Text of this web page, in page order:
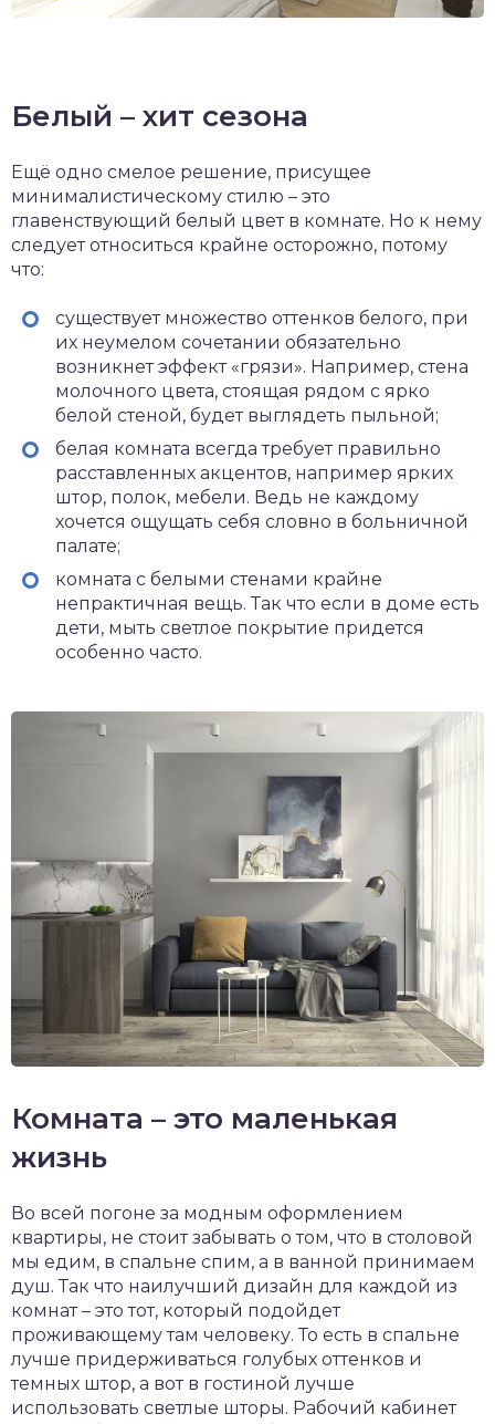
Белый – хит сезона
Ещё одно смелое решение, присущее
минималистическому стилю – это
главенствующий белый цвет в комнате. Но к нему
следует относиться крайне осторожно, потому
что:
существует множество оттенков белого, при
их неумелом сочетании обязательно
возникнет эффект «грязи». Например, стена
молочного цвета, стоящая рядом с ярко
белой стеной, будет выглядеть пыльной;
белая комната всегда требует правильно
расставленных акцентов, например ярких
штор, полок, мебели. Ведь не каждому
хочется ощущать себя словно в больничной
палате;
комната с белыми стенами крайне
непрактичная вещь. Так что если в доме есть
дети, мыть светлое покрытие придется
особенно часто.
Комната – это маленькая
жизнь
Во всей погоне за модным оформлением
квартиры, не стоит забывать о том, что в столовой
мы едим, в спальне спим, а в ванной принимаем
душ. Так что наилучший дизайн для каждой из
комнат – это тот, который подойдет
проживающему там человеку. То есть в спальне
лучше придерживаться голубых оттенков и
темных штор, а вот в гостиной лучше
использовать светлые шторы. Рабочий кабинет